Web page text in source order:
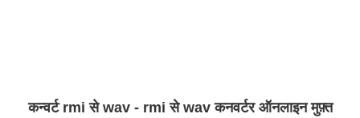
कन्वर्ट rmi से wav - rmi से wav कनवर्टर ऑनलाइन मुफ़्त